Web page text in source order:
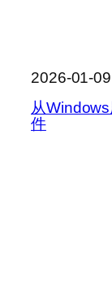
2026-01-09
从
件